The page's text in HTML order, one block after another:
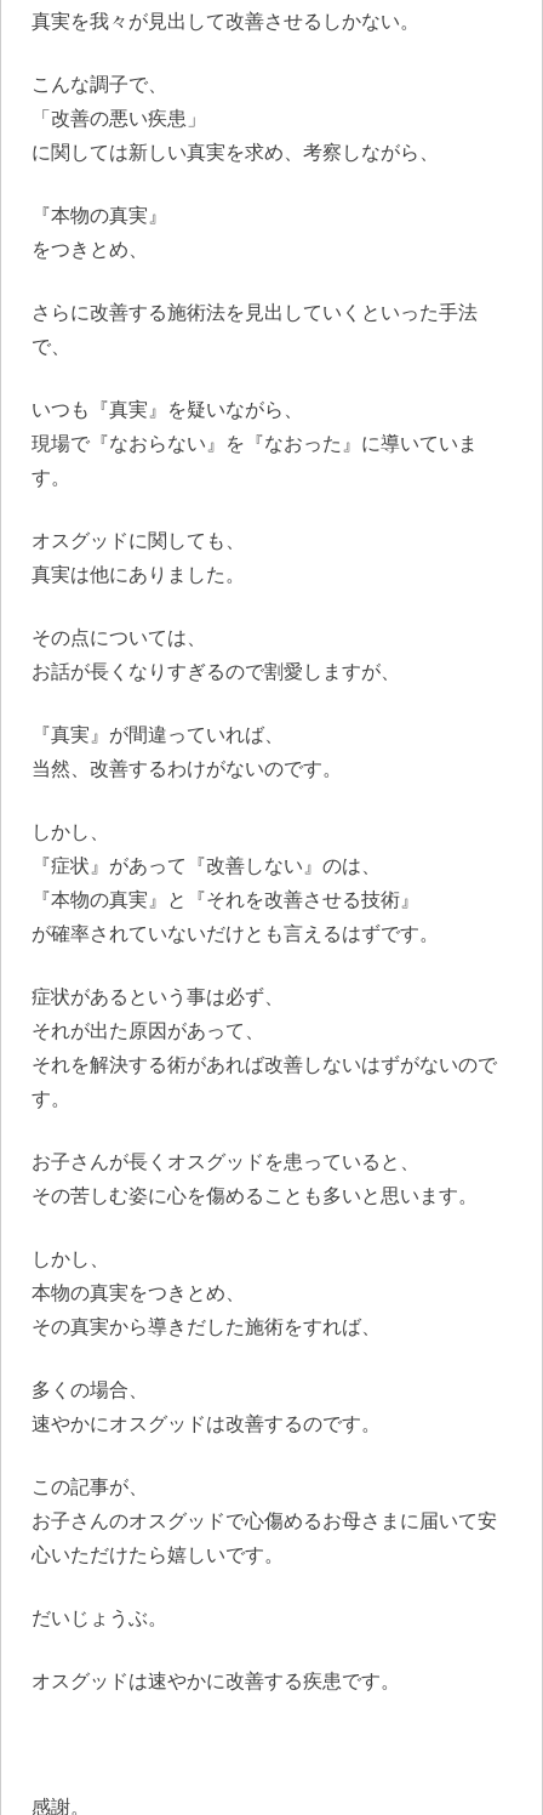
真実を我々が見出して改善させるしかない。
こんな調子で、
「改善の悪い疾患」
に関しては新しい真実を求め、考察しながら、
『本物の真実』
をつきとめ、
さらに改善する施術法を見出していくといった手法
で、
いつも『真実』を疑いながら、
現場で『なおらない』を『なおった』に導いていま
す。
オスグッドに関しても、
真実は他にありました。
その点については、
お話が長くなりすぎるので割愛しますが、
『真実』が間違っていれば、
当然、改善するわけがないのです。
しかし、
『症状』があって『改善しない』のは、
『本物の真実』と『それを改善させる技術』
が確率されていないだけとも言えるはずです。
症状があるという事は必ず、
それが出た原因があって、
それを解決する術があれば改善しないはずがないので
す。
お子さんが長くオスグッドを患っていると、
その苦しむ姿に心を傷めることも多いと思います。
しかし、
本物の真実をつきとめ、
その真実から導きだした施術をすれば、
多くの場合、
速やかにオスグッドは改善するのです。
この記事が、
お子さんのオスグッドで心傷めるお母さまに届いて安
心いただけたら嬉しいです。
だいじょうぶ。
オスグッドは速やかに改善する疾患です。
感謝。